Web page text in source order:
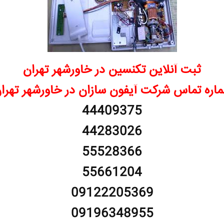
ثبت آنلاین تکنسین در خاورشهر تهران
تماس شرکت آیفون سازان در خاورشهر
44409375
44283026
55528366
55661204
09122205369
09196348955